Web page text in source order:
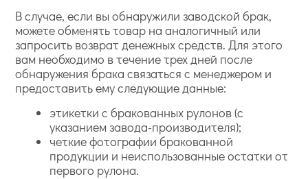
В случае, если вы обнаружили заводской брак,
можете обменять товар на аналогичный или
запросить возврат денежных средств. Для этого
вам необходимо в течение трех дней после
обнаружения брака связаться с менеджером и
предоставить ему следующие данные:
этикетки с бракованных рулонов (с
указанием завода-производителя);
четкие фотографии бракованной
продукции и неиспользованные остатки от
первого рулона.